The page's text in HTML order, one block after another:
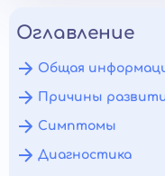
Оглавление
Общая
Причины
Симптомы
Диагностика